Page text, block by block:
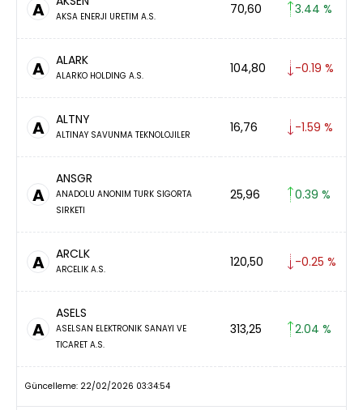
A AKSA ENERJI URETIM A.S. 70,60 3.44 %
A ALARK
ALARKO HOLDING A.S. 104,80 -0.19 %
A ALTNY
ALTINAY SAVUNMA TEKNOLOJILER 16,76 -1.59 %
A
ANSGR
ANADOLU ANONIM TURK SIGORTA
SIRKETI
25,96 0.39 %
A ARCLK
ARCELIK A.S. 120,50 -0.25 %
A
ASELS
ASELSAN ELEKTRONIK SANAYI VE
TICARET A.S.
313,25 2.04 %
Güncelleme: 22/02/2026 03:34:54